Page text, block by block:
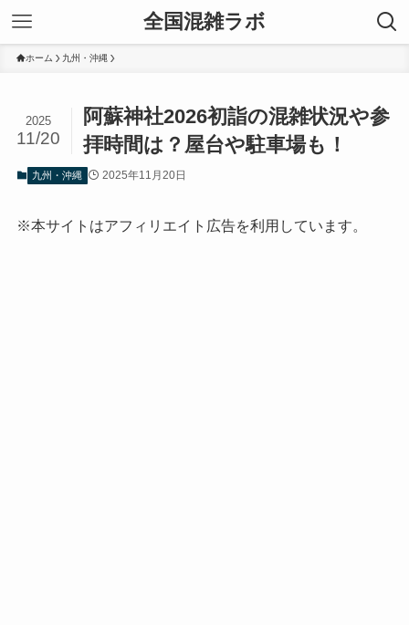
全国混雑ラボ
ホーム 九州・沖縄
阿蘇神社2026初詣の混雑状況や参
拝時間は？屋台や駐車場も！
2025
11/20
九州・沖縄 2025年11月20日
※本サイトはアフィリエイト広告を利用しています。